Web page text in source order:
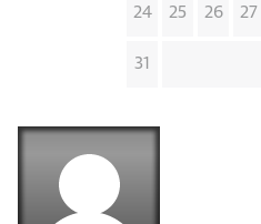
24 25 26 27
31